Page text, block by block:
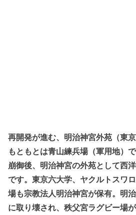
再開発が進む、明治神宮外苑（東
もともとは青山練兵場（軍用地）
崩御後、明治神宮の外苑として西
です。東京六大学、ヤクルトスワ
場も宗教法人明治神宮が保有。明
に取り壊され、秩父宮ラグビー場